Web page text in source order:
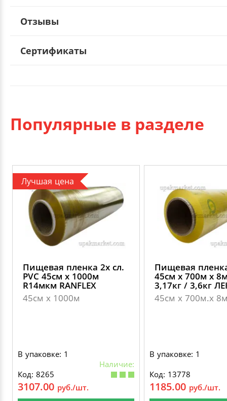
Отзывы
Сертификаты
Популярные в разделе
Лучшая цена
Пищевая пленка 2х сл.
PVC 45см х 1000м
R14мкм RANFLEХ
45см х 1000м
В упаковке: 1
Наличие:
Код: 8265
3107.00 руб./шт.
Пищевая
45см х 700м х
3,17кг / 3,6кг
45см х 700м.х
В упаковке: 1
Код: 13778
1185.00 руб./шт.